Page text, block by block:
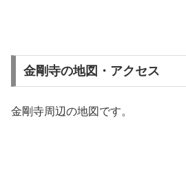
金剛寺の地図・アクセス
金剛寺周辺の地図です。